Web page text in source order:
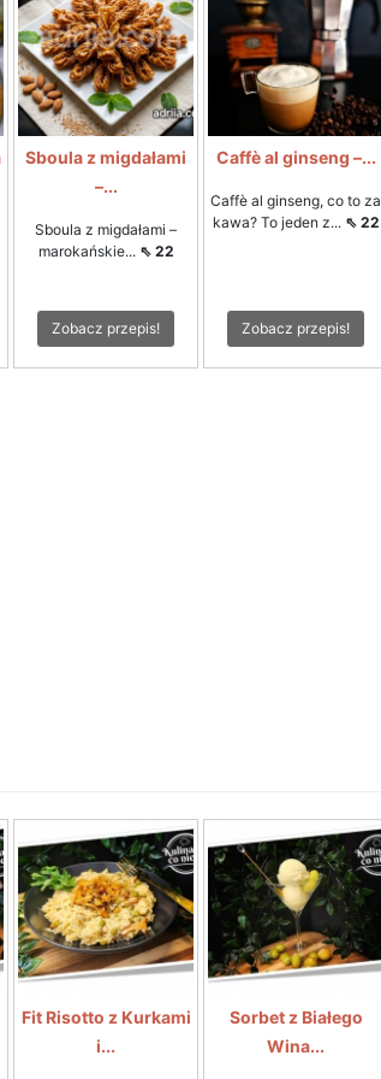
Sboula z migdałami
–...
Sboula z migdałami –
marokańskie... ⇖ 22
Zobacz przepis!
Caffè al ginseng –...
Caffè al ginseng, co to za
kawa? To jeden z... ⇖ 22
Zobacz przepis!
Fit Risotto z Kurkami
i...
Sorbet z Białego
Wina...